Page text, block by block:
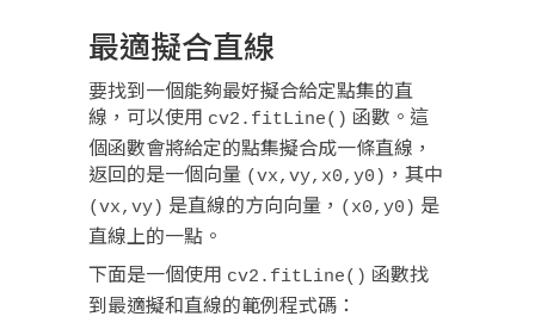
最適擬合直線
要找到一個能夠最好擬合給定點集的直
線，可以使用 cv2.fitLine() 函數。這
個函數會將給定的點集擬合成一條直線，
返回的是一個向量 (vx,vy,x0,y0) ，其中
(vx,vy) 是直線的方向向量， (x0,y0) 是
直線上的一點。
下面是一個使用 cv2.fitLine() 函數找
到最適擬和直線的範例程式碼：